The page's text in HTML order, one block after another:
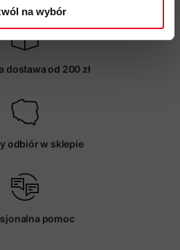
na wybór
dostawa od 200 zł
odbiór w sklepie
pomoc